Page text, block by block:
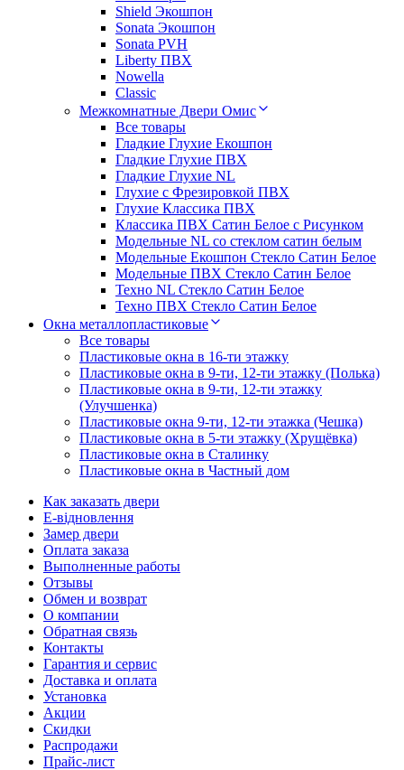
Shield Экошпон
Sonata Экошпон
Sonata PVH
Liberty ПВХ
Nowella
Classic
Межкомнатные Двери Омис
Все товары
Гладкие Глухие Екошпон
Гладкие Глухие ПВХ
Гладкие Глухие NL
Глухие c Фрезировкой ПВХ
Глухие Классика ПВХ
Классика ПВХ Сатин Белое с Рисунком
Модельные NL со стеклом сатин белым
Модельные Екошпон Стекло Сатин Белое
Модельные ПВХ Стекло Сатин Белое
Техно NL Стекло Сатин Белое
Техно ПВХ Стекло Сатин Белое
Окна металлопластиковые
Все товары
Пластиковые окна в 16-ти этажку
Пластиковые окна в 9-ти, 12-ти этажку (Полька)
Пластиковые окна в 9-ти, 12-ти этажку
(Улучшенка)
Пластиковые окна 9-ти, 12-ти этажка (Чешка)
Пластиковые окна в 5-ти этажку (Хрущёвка)
Пластиковые окна в Сталинку
Пластиковые окна в Частный дом
Как заказать двери
E-відновлення
Замер двери
Оплата заказа
Выполненные работы
Отзывы
Обмен и возврат
О компании
Обратная связь
Контакты
Гарантия и сервис
Доставка и оплата
Установка
Акции
Скидки
Распродажи
Прайс-лист